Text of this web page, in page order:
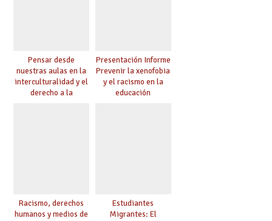
Pensar desde
nuestras aulas en la
interculturalidad y el
derecho a la
Presentación Informe
Prevenir la xenofobia
y el racismo en la
educación
Racismo, derechos
humanos y medios de
Estudiantes
Migrantes: El